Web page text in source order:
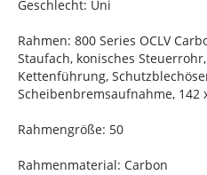
Geschlecht: Uni
Rahmen: 800 Series OCLV
Staufach, konisches
Kettenführung,
Scheibenbremsaufnahme, 142
Rahmengröße: 50
Rahmenmaterial: Carbon